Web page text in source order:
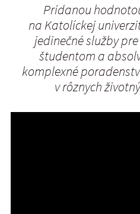
Pridanou
na Katolíckej
jedinečné služby
študentom a
komplexné
v rôznych